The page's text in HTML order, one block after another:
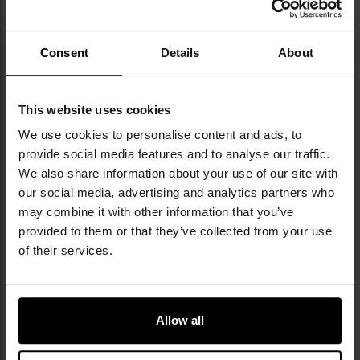
Consent Details About
This website uses cookies
We use cookies to personalise content and ads, to
provide social media features and to analyse our traffic.
We also share information about your use of our site with
our social media, advertising and analytics partners who
may combine it with other information that you’ve
provided to them or that they’ve collected from your use
of their services.
Allow all
do Huanic Corporation - jednego z największych
medycyny. Pierwsze celowniki pojawiły się w
2013 roku, a dzięki innowacjom takim jak Solar
otoczenia, gdy bateria zawiedzie), Shake Awake
(automatyczne wybudzanie się przy ruchu) i
fenomenalnej żywotności baterii do 100 000
godzin, szybko zdobyły uznanie wśród służb
specjalnych, policji i sportowców. Holosun
oferuje kolimatory otwarte i zamknięte,
powiększalniki oraz lasery - wszystkie znane z
nowoczesnych technologii i świetnego
wykonania. Dodatkowo niektóre
z titanium serii Elite, zwiększających trwałość i